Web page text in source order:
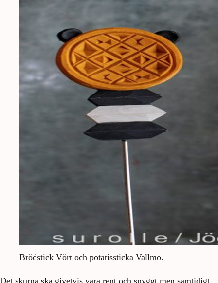
Brödstick Vört och potatissticka Vallmo.
Det skurna ska givetvis vara rent och snyggt men samtidigt